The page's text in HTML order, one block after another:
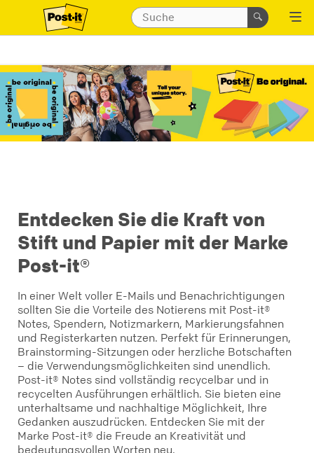
Entdecken Sie die Kraft von
Stift und Papier mit der Marke
Post-it®
In einer Welt voller E-Mails und Benachrichtigungen
sollten Sie die Vorteile des Notierens mit Post-it®
Notes, Spendern, Notizmarkern, Markierungsfahnen
und Registerkarten nutzen. Perfekt für Erinnerungen,
Brainstorming-Sitzungen oder herzliche Botschaften
– die Verwendungsmöglichkeiten sind unendlich.
Post-it® Notes sind vollständig recycelbar und in
recycelten Ausführungen erhältlich. Sie bieten eine
unterhaltsame und nachhaltige Möglichkeit, Ihre
Gedanken auszudrücken. Entdecken Sie mit der
Marke Post-it® die Freude an Kreativität und
bedeutungsvollen Worten neu.